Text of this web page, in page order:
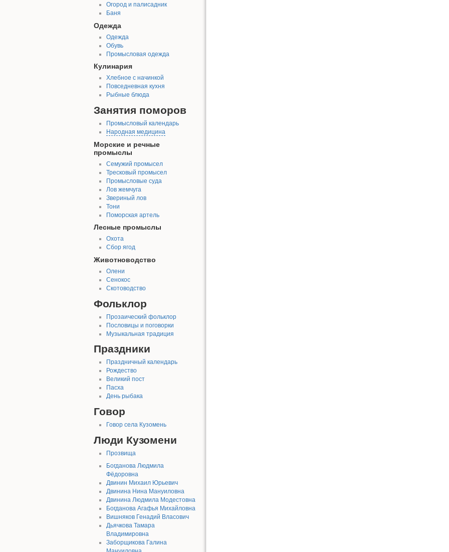
Огород и палисадник
Баня
Одежда
Одежда
Обувь
Промысловая одежда
Кулинария
Хлебное с начинкой
Повседневная кухня
Рыбные блюда
Занятия поморов
Промысловый календарь
Народная медицина
Морские и речные
промыслы
Семужий промысел
Тресковый промысел
Промысловые суда
Лов жемчуга
Звериный лов
Тони
Поморская артель
Лесные промыслы
Охота
Сбор ягод
Животноводство
Олени
Сенокос
Скотоводство
Фольклор
Прозаический фольклор
Пословицы и поговорки
Музыкальная традиция
Праздники
Праздничный календарь
Рождество
Великий пост
Пасха
День рыбака
Говор
Говор села Кузомень
Люди Кузомени
Прозвища
Богданова Людмила
Фёдоровна
Двинин Михаил Юрьевич
Двинина Нина Мануиловна
Двинина Людмила Модестовна
Богданова Агафья Михайловна
Вишняков Генадий Власович
Дьячкова Тамара
Владимировна
Заборщикова Галина